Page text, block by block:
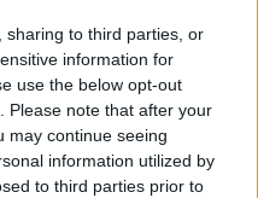
sharing to third parties, or
information for
use the below opt-out
Please note that after your
may continue seeing
information utilized by
to third parties prior to
jelenleg 12-en vannak
10-envoltak a
hogy az IIHF-nek
az ügyükben, mert a